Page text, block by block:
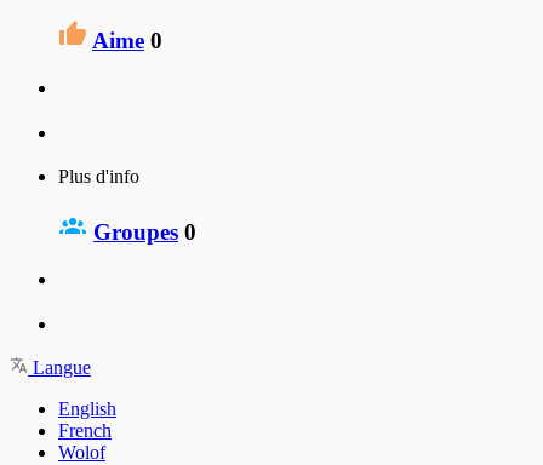
Aime 0
Plus d'info
Groupes 0
Langue
English
French
Wolof